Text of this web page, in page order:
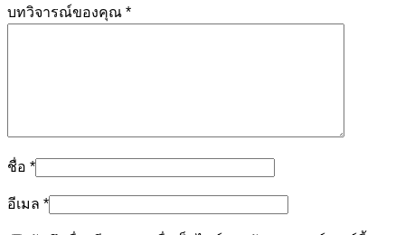
บทวิจารณ์ของคุณ *
ชื่อ *
อีเมล *